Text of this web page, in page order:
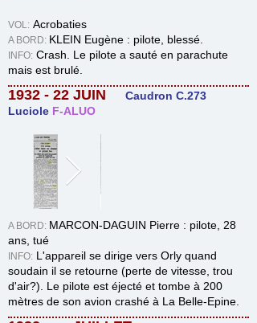
VOL: Acrobaties
A BORD: KLEIN Eugène : pilote, blessé.
INFO: Crash. Le pilote a sauté en parachute
mais est brulé.
1932 - 22 JUIN
Caudron C.273
Luciole F-ALUO
A BORD: MARCON-DAGUIN Pierre : pilote, 28
ans, tué
INFO: L'appareil se dirige vers Orly quand
soudain il se retourne (perte de vitesse, trou
d'air?). Le pilote est éjecté et tombe à 200
mètres de son avion crashé à La Belle-Epine.